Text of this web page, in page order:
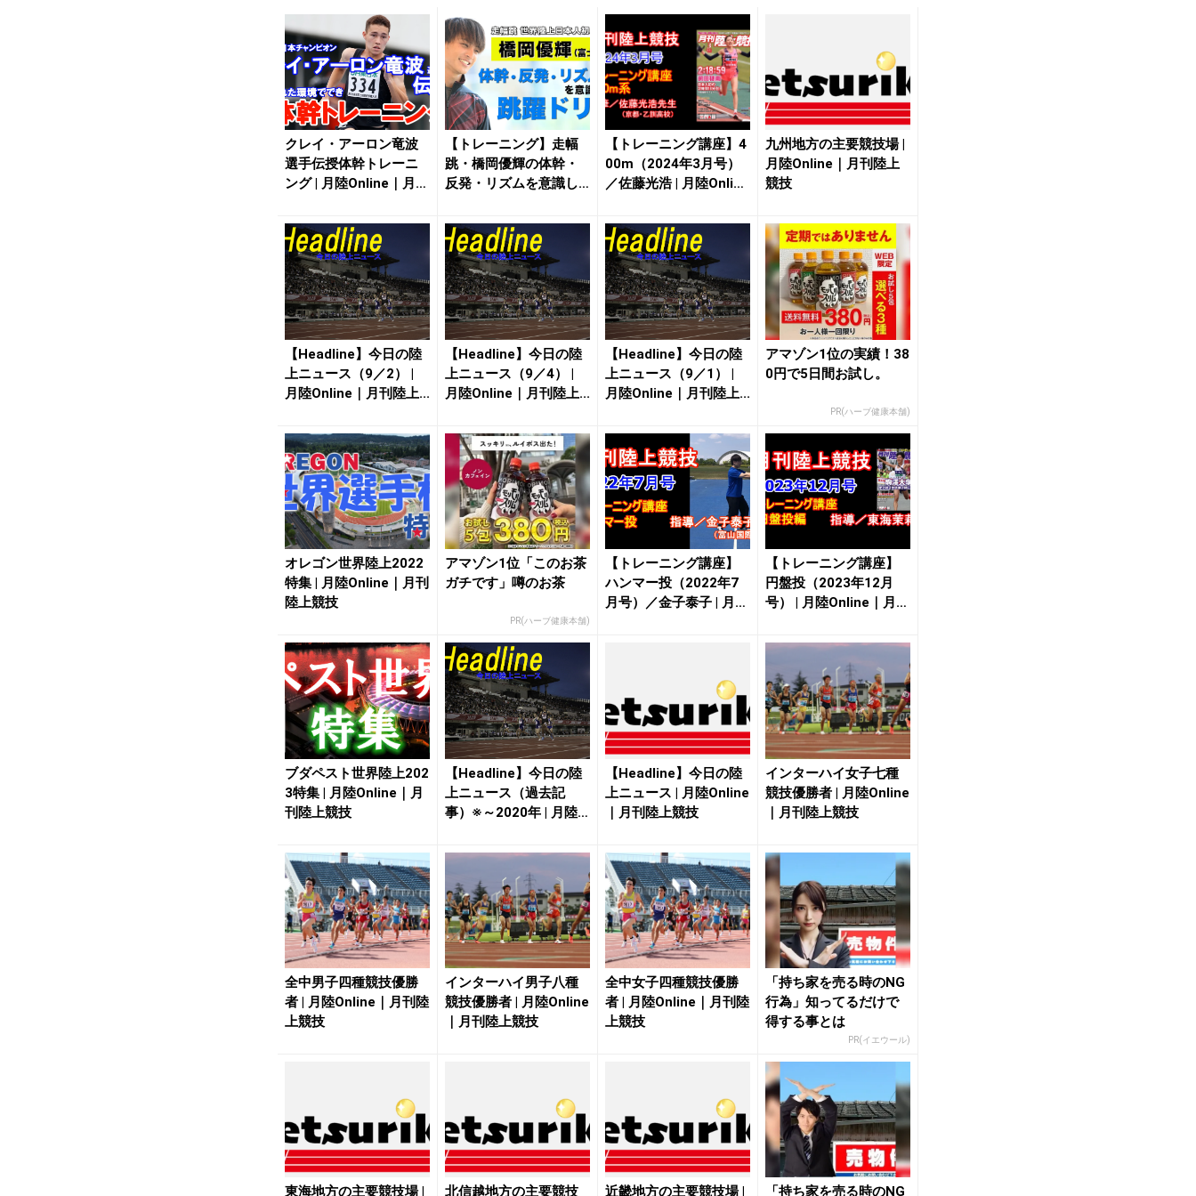
クレイ・アーロン竜波
選手伝授体幹トレーニ
ング | 月陸Online｜月刊
【トレーニング】走幅
跳・橋岡優輝の体幹・
反発・リズムを意識し
【トレーニング講座】4
00m（2024年3月号）
／佐藤光浩 | 月陸Onlin
九州地方の主要競技場 |
月陸Online｜月刊陸上
競技
【Headline】今日の陸
上ニュース（9／2） |
月陸Online｜月刊陸上...
【Headline】今日の陸
上ニュース（9／4） |
月陸Online｜月刊陸上...
【Headline】今日の陸
上ニュース（9／1） |
月陸Online｜月刊陸上...
アマゾン1位の実績！38
0円で5日間お試し。
PR(ハーブ健康本舗)
オレゴン世界陸上2022
特集 | 月陸Online｜月刊
陸上競技
アマゾン1位「このお茶
ガチです」噂のお茶
PR(ハーブ健康本舗)
【トレーニング講座】
ハンマー投（2022年7
月号）／金子泰子 | 月陸
【トレーニング講座】
円盤投（2023年12月
号） | 月陸Online｜月刊
ブダペスト世界陸上202
3特集 | 月陸Online｜月
刊陸上競技
【Headline】今日の陸
上ニュース（過去記
事）※～2020年 | 月陸O
【Headline】今日の陸
上ニュース | 月陸Online
｜月刊陸上競技
インターハイ女子七種
競技優勝者 | 月陸Online
｜月刊陸上競技
全中男子四種競技優勝
者 | 月陸Online｜月刊陸
上競技
インターハイ男子八種
競技優勝者 | 月陸Online
｜月刊陸上競技
全中女子四種競技優勝
者 | 月陸Online｜月刊陸
上競技
「持ち家を売る時のNG
行為」知ってるだけで
得する事とは
PR(イエウール)
東海地方の主要競技場 | 北信越地方の主要競技 近畿地方の主要競技場 | 「持ち家を売る時のNG